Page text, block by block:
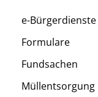
e-Bürgerdienste
Formulare
Fundsachen
Müllentsorgung